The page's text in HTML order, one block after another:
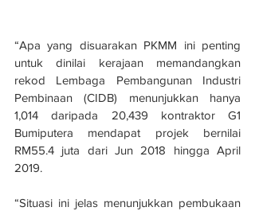
“Apa yang disuarakan PKMM ini penting
untuk dinilai kerajaan memandangkan
rekod Lembaga Pembangunan Industri
Pembinaan (CIDB) menunjukkan hanya
1,014 daripada 20,439 kontraktor G1
Bumiputera mendapat projek bernilai
RM55.4 juta dari Jun 2018 hingga April
2019.
“Situasi ini jelas menunjukkan pembukaan